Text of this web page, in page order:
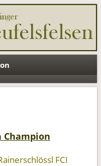
Champion
FCI